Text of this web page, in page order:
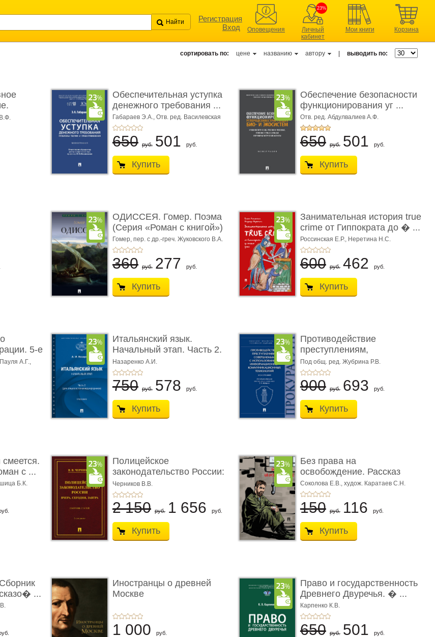
Регистрация
Вход
Оповещения
23%
Личный
кабинет
Мои книги Корзина
сортировать по: цене названию автору выводить по:
Обеспечительная уступка
денежного требования ...
Габараев Э.А., Отв. ред. Василевская
Л.Ю.,вступ. сл. Каретина М.Г.
650 руб. 501 руб.
Купить
Обеспечение безопасности
функционирования уг ...
Отв. ред. Абдулвалиев А.Ф.
650 руб. 501 руб.
Купить
ОДИССЕЯ. Гомер. Поэма
(Серия «Роман с книгой»)
Гомер, пер. с др.-греч. Жуковского В.А.
360 руб. 277 руб.
Купить
Занимательная история true
crime от Гиппократа до � ...
Россинская Е.Р., Неретина Н.С.
600 руб. 462 руб.
Купить
5-е
А.Г.,
Итальянский язык.
Начальный этап. Часть 2.
Учеб� ...
Назаренко А.И.
750 руб. 578 руб.
Купить
Противодействие
преступлениям,
совершаемым с ...
Под общ. ред. Жубрина Р.В.
900 руб. 693 руб.
Купить
с ...
Б.К.
Полицейское
законодательство России:
вчера, с� ...
Черников В.В.
2 150 руб. 1 656 руб.
Купить
Без права на
освобождение. Рассказ
Соколова Е.В., худож. Каратаев С.Н.
150 руб. 116 руб.
Купить
...
Иностранцы о древней
Москве
1 000 руб.
Право и государственность
Древнего Двуречья. � ...
Карпенко К.В.
650 руб. 501 руб.